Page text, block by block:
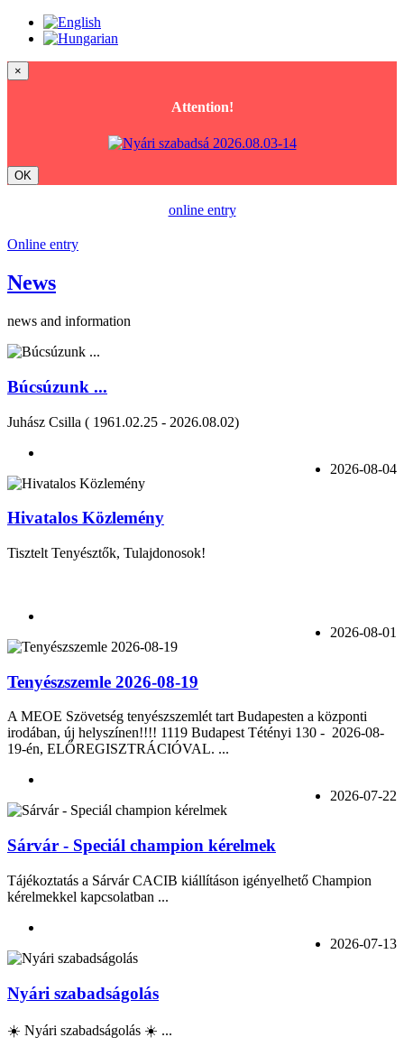
×
Attention!
OK
online entry
Online entry
News
news and information
Búcsúzunk ...
Juhász Csilla ( 1961.02.25 - 2026.08.02)
2026-08-04
Hivatalos Közlemény
Tisztelt Tenyésztők, Tulajdonosok!
2026-08-01
Tenyészszemle 2026-08-19
A MEOE Szövetség tenyészszemlét tart Budapesten a központi
irodában, új helyszínen!!!! 1119 Budapest Tétényi 130 - 2026-08-
19-én, ELŐREGISZTRÁCIÓVAL. ...
2026-07-22
Sárvár - Speciál champion kérelmek
Tájékoztatás a Sárvár CACIB kiállításon igényelhető Champion
kérelmekkel kapcsolatban ...
2026-07-13
Nyári szabadságolás
☀️ Nyári szabadságolás ☀️ ...